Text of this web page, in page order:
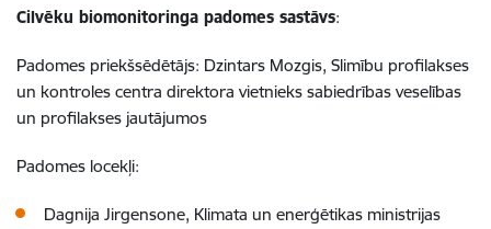
Cilvēku biomonitoringa padomes sastāvs:
Padomes priekšsēdētājs: Dzintars Mozgis, Slimību profilakses
un kontroles centra direktora vietnieks sabiedrības veselības
un profilakses jautājumos
Padomes locekļi:
Dagnija Jirgensone, Klimata un enerģētikas ministrijas